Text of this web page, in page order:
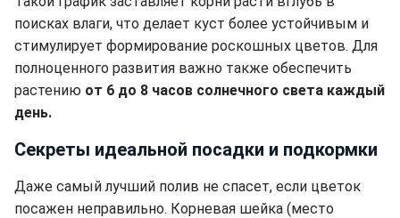
поисках влаги, что делает куст более устойчивым и
стимулирует формирование роскошных цветов. Для
полноценного развития важно также обеспечить
растению от 6 до 8 часов солнечного света каждый
день.
Секреты идеальной посадки и подкормки
Даже самый лучший полив не спасет, если цветок
посажен неправильно. Корневая шейка (место